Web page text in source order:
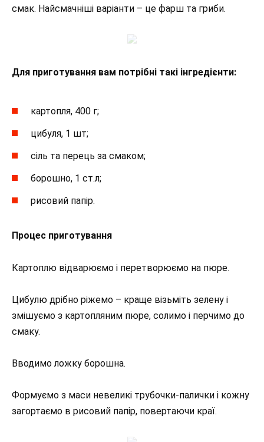
смак. Найсмачніші варіанти – це фарш та гриби.
Для приготування вам потрібні такі інгредієнти:
картопля, 400 г;
цибуля, 1 шт;
сіль та перець за смаком;
борошно, 1 ст.л;
рисовий папір.
Процес приготування
Картоплю відварюємо і перетворюємо на пюре.
Цибулю дрібно ріжемо – краще візьміть зелену і
змішуємо з картопляним пюре, солимо і перчимо до
смаку.
Вводимо ложку борошна.
Формуємо з маси невеликі трубочки-палички і кожну
загортаємо в рисовий папір, повертаючи краї.